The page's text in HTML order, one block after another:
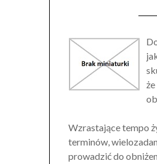
Wzrastające tempo
terminów,
prowadzić do